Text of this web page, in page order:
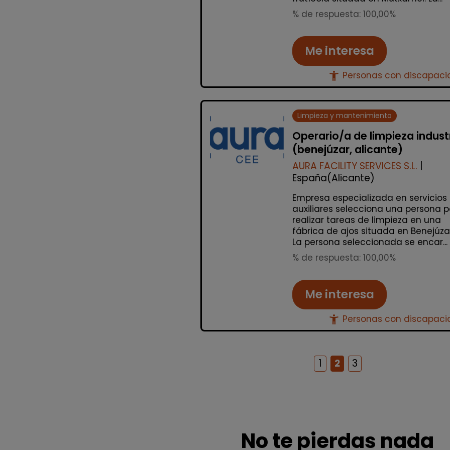
% de respuesta: 100,00%
Me interesa
accessibility_new Personas con
Limpieza y mantenimiento
Operario/a de limpieza
(benejúzar, alicante)
AURA FACILITY SERVICES S.L.
España(Alicante)
Empresa especializada en servicios
auxiliares selecciona una persona
realizar tareas de limpieza en una
fábrica de ajos situada en
La persona seleccionada se encar...
% de respuesta: 100,00%
Me interesa
accessibility_new Personas con
1 2 3
No te pierdas nada